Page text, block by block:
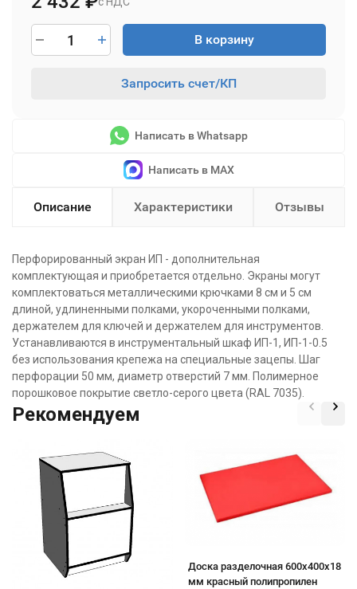
В корзину
Запросить счет/КП
Написать в Whatsapp
Написать в MAX
Описание Характеристики Отзывы
Перфорированный экран ИП - дополнительная
комплектующая и приобретается отдельно. Экраны могут
комплектоваться металлическими крючками 8 см и 5 см
длиной, удлиненными полками, укороченными полками,
держателем для ключей и держателем для инструментов.
Устанавливаются в инструментальный шкаф ИП-1, ИП-1-0.5
без использования крепежа на специальные зацепы. Шаг
перфорации 50 мм, диаметр отверстий 7 мм. Полимерное
порошковое покрытие светло-серого цвета (RAL 7035).
Рекомендуем
Доска разделочная 600х400х18
мм красный полипропилен